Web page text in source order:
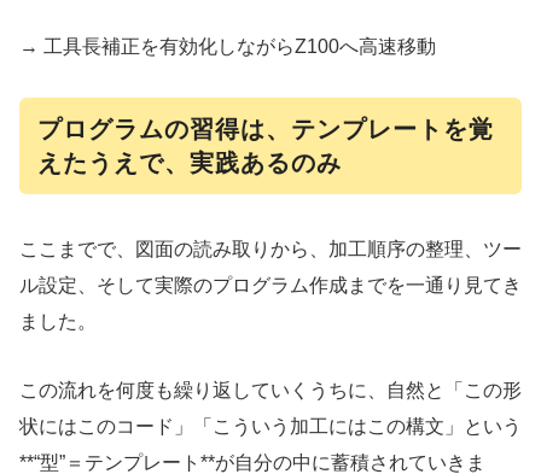
→ 工具長補正を有効化しながらZ100へ高速移動
プログラムの習得は、テンプレートを覚
えたうえで、実践あるのみ
ここまでで、図面の読み取りから、加工順序の整理、ツー
ル設定、そして実際のプログラム作成までを一通り見てき
ました。
この流れを何度も繰り返していくうちに、自然と「この形
状にはこのコード」「こういう加工にはこの構文」という
**“型”＝テンプレート**が自分の中に蓄積されていきま